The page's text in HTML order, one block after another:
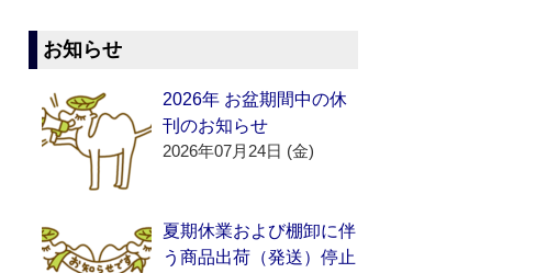
お知らせ
2026年 お盆期間中の休
刊のお知らせ
2026年07月24日 (金)
夏期休業および棚卸に伴
う商品出荷（発送）停止